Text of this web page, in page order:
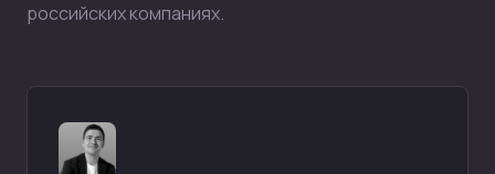
российских компаниях.
Кейсы (42+)
Кейсы AI